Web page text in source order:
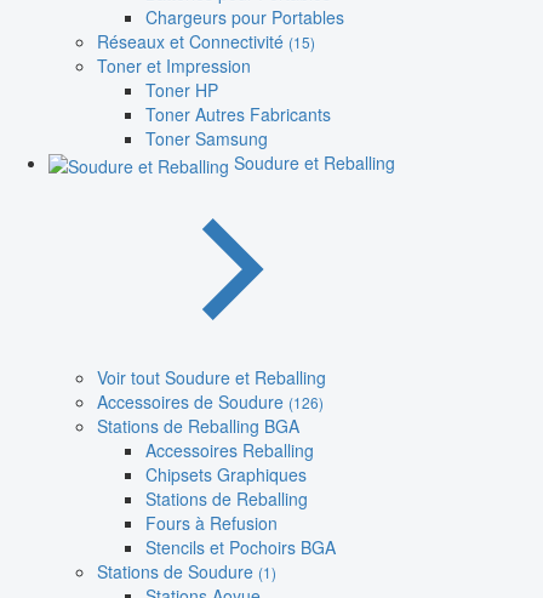
Chargeurs pour Portables
Réseaux et Connectivité (15)
Toner et Impression
Toner HP
Toner Autres Fabricants
Toner Samsung
Soudure et Reballing
Voir tout Soudure et Reballing
Accessoires de Soudure (126)
Stations de Reballing BGA
Accessoires Reballing
Chipsets Graphiques
Stations de Reballing
Fours à Refusion
Stencils et Pochoirs BGA
Stations de Soudure (1)